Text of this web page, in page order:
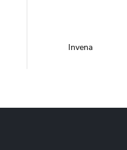
Invena